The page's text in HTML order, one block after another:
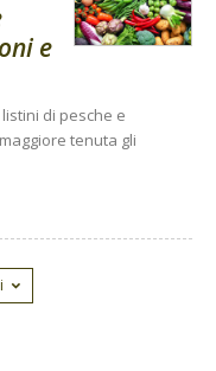
e
di pesche e
tenuta gli